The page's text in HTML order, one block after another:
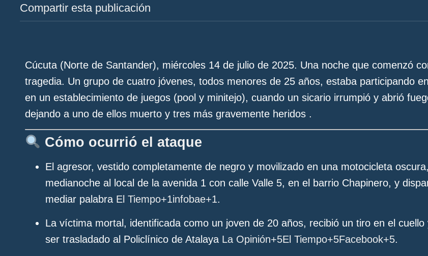
Compartir esta publicación
Cúcuta (Norte de Santander), miércoles 14 de julio de 2025. Una noche que comenzó
tragedia. Un grupo de cuatro jóvenes, todos menores de 25 años, estaba participando
en un establecimiento de juegos (pool y minitejo), cuando un sicario irrumpió y abrió
dejando a uno de ellos muerto y tres más gravemente heridos .
Cómo ocurrió el ataque
El agresor, vestido completamente de negro y movilizado en una motocicleta
medianoche al local de la avenida 1 con calle Valle 5, en el barrio Chapinero, y
mediar palabra El Tiempo+1infobae+1.
La víctima mortal, identificada como un joven de 20 años, recibió un tiro en el
ser trasladado al Policlínico de Atalaya La Opinión+5El Tiempo+5Facebook+5.